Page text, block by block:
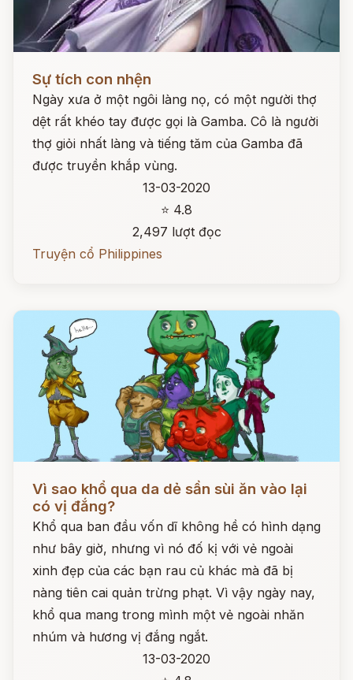
Sự tích con nhện
Ngày xưa ở một ngôi làng nọ, có một người thợ
dệt rất khéo tay được gọi là Gamba. Cô là người
thợ giỏi nhất làng và tiếng tăm của Gamba đã
được truyền khắp vùng.
13-03-2020
⭐ 4.8
2,497 lượt đọc
Truyện cổ Philippines
Vì sao khổ qua da dẻ sần sùi ăn vào lại
có vị đắng?
Khổ qua ban đầu vốn dĩ không hề có hình dạng
như bây giờ, nhưng vì nó đố kị với vẻ ngoài
xinh đẹp của các bạn rau củ khác mà đã bị
nàng tiên cai quản trừng phạt. Vì vậy ngày nay,
khổ qua mang trong mình một vẻ ngoài nhăn
nhúm và hương vị đắng ngắt.
13-03-2020